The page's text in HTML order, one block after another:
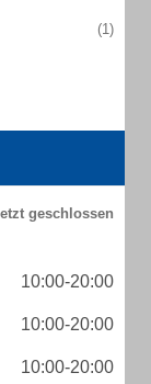
(1)
10:00-20:00
10:00-20:00
10:00-20:00